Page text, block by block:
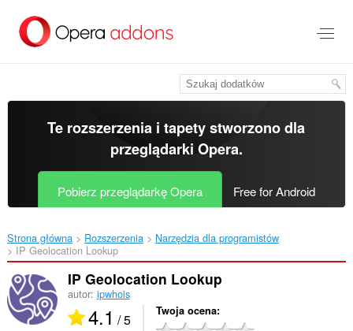
treści
Te rozszerzenia i tapety stworzono dla
przeglądarki Opera.
Pobierz przeglądarkę Opera Free for Android
Strona główna Rozszerzenia
Narzędzia dla programistów
IP Geolocation Lookup‎
IP Geolocation Lookup
autor: ipwhois
4.1 / 5 Twoja ocena